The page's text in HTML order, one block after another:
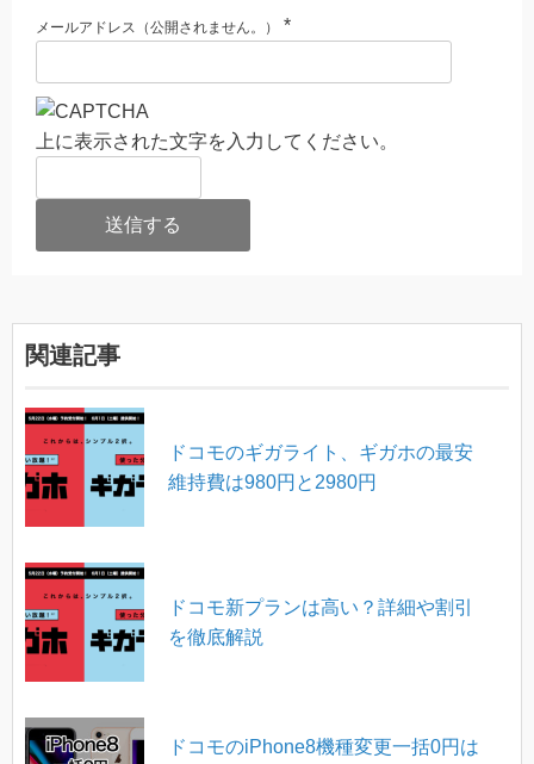
メールアドレス（公開されません。） *
上に表示された文字を入力してください。
関連記事
ドコモのギガライト、ギガホの最安
維持費は980円と2980円
ドコモ新プランは高い？詳細や割引
を徹底解説
ドコモのiPhone8機種変更一括0円は